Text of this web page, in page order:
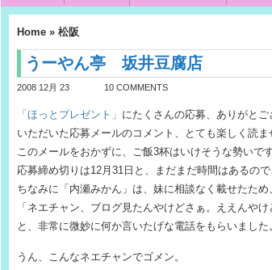
Home » 松阪
うーやん亭 坂井豆腐店
2008 12月 23 10 COMMENTS
「ほっとプレゼント」 にたくさんの応募、ありがと
いただいた応募メールのコメント、とても楽しく読ま
このメールをおかずに、ご飯3杯はいけそうな勢いです
応募締め切りは12月31日と、まだまだ時間はあるの
ちなみに「内瀬みかん」は、妹に相談なく載せたため
「ネエチャン、ブログ見たんやけどさぁ。ええんや
と、非常に微妙に何か言いたげな電話をもらいました
うん、こんなネエチャンでゴメン。